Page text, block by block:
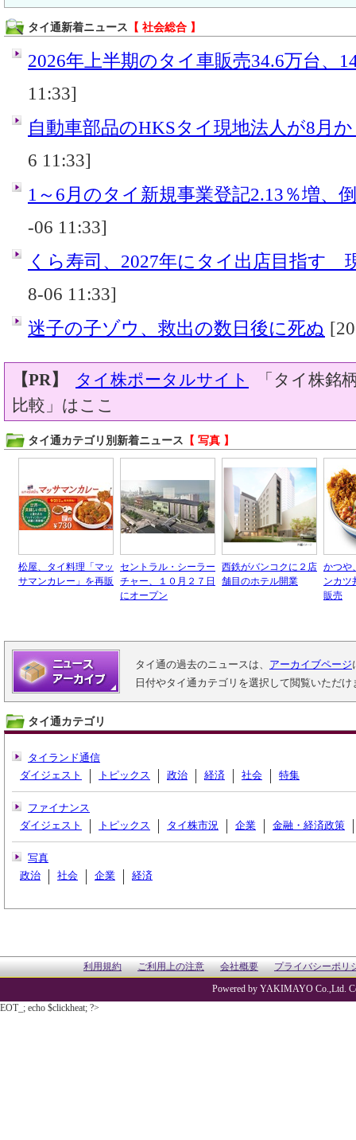
タイ通新着ニュース 【 社会総合 】
2026年上半期のタイ車販売34.6万台、
11:33]
自動車部品のHKSタイ現地法人が8月
6 11:33]
1～6月のタイ新規事業登記2.13％増、
-06 11:33]
くら寿司、2027年にタイ出店目指す
8-06 11:33]
迷子の子ゾウ、救出の数日後に死ぬ
【PR】 タイ株ポータルサイト
「タイ株銘
比較」はここ
タイ通カテゴリ別新着ニュース 【 写真 】
松屋、タイ料理「マッ
サマンカレー」を再販
セントラル・シーラー
チャー、１０月２７日
にオープン
西鉄がバンコクに２店
舗目のホテル開業
かつや
ンカツ
販売
タイ通の過去のニュースは、 アーカイブページ
日付やタイ通カテゴリを選択して閲覧いただけ
タイ通カテゴリ
タイランド通信
ダイジェスト
トピックス 政治 経済 社会 特集
ファイナンス
ダイジェスト
トピックス タイ株市況 企業 金融・経済政策
写真
政治
社会 企業 経済
利用規約 ご利用上の注意 会社概要 プライバシーポリ
Powered by YAKIMAYO Co.,Ltd.
EOT_; echo $clickheat; ?>